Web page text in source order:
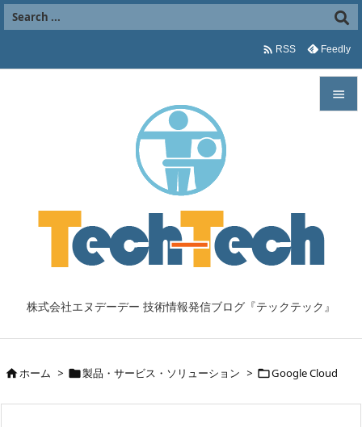
株式会社エヌデーデー 技術情報発信ブログ『テックテック』

 RSS Feedly
ホーム > 製品・サービス・ソリューション > Google Cloud